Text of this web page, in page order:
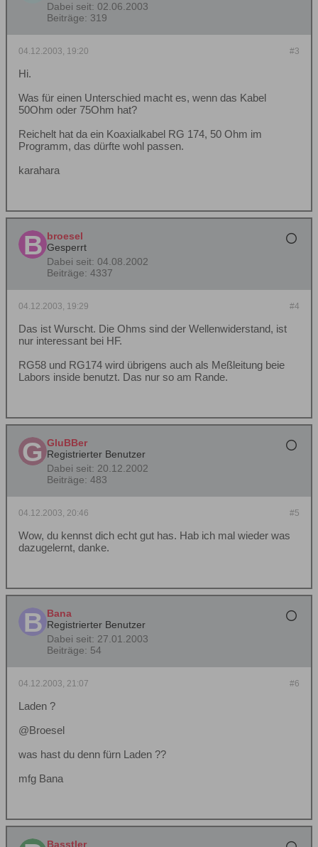
Dabei seit: 02.06.2003
Beiträge: 319
#3
04.12.2003, 19:20
Hi.
Was für einen Unterschied macht es, wenn das Kabel
50Ohm oder 75Ohm hat?
Reichelt hat da ein Koaxialkabel RG 174, 50 Ohm im
Programm, das dürfte wohl passen.
karahara
broesel
Gesperrt
Dabei seit: 04.08.2002
Beiträge: 4337
#4
04.12.2003, 19:29
Das ist Wurscht. Die Ohms sind der Wellenwiderstand, ist
nur interessant bei HF.
RG58 und RG174 wird übrigens auch als Meßleitung beie
Labors inside benutzt. Das nur so am Rande.
GluBBer
Registrierter Benutzer
Dabei seit: 20.12.2002
Beiträge: 483
#5
04.12.2003, 20:46
Wow, du kennst dich echt gut has. Hab ich mal wieder was
dazugelernt, danke.
Bana
Registrierter Benutzer
Dabei seit: 27.01.2003
Beiträge: 54
#6
04.12.2003, 21:07
Laden ?
@Broesel
was hast du denn fürn Laden ??
mfg Bana
Basstler